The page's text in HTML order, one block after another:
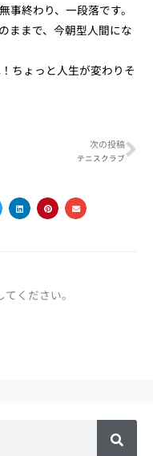
事終わり、一段落です。
ままで、今朝型人間にな
ちょっと人生が変わりそ
次の投稿
テニスクラブ
てください。